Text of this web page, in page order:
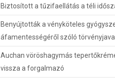
Biztosított a tűzifaellátás a téli
Benyújtották a vényköteles
áfamentességéről szóló
Auchan vöröshagymás
vissza a forgalmazó